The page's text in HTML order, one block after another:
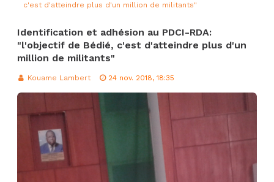
c'est d'atteindre plus d'un million de militants"
Identification et adhésion au PDCI-RDA:
"l'objectif de Bédié, c'est d'atteindre plus d'un
million de militants"
Kouame Lambert 24 nov. 2018, 18:35